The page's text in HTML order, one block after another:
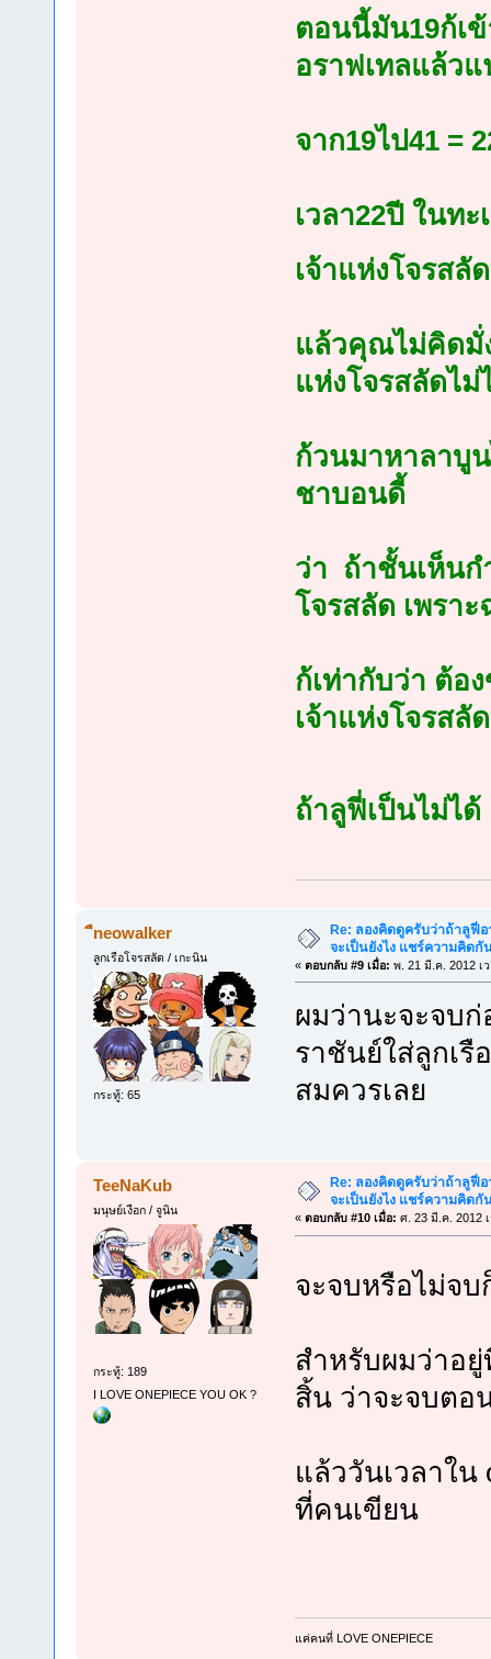
ตอนนี้มัน19ก้เ
อราฟเทลแล้ว
จาก19ไป41 =
เวลา22ปี ในท
เจ้าแห่งโจรสลั
แล้วคุณไม่คิดมั่
แห่งโจรสลัดไม่
ก้วนมาหาลาบูน
ชาบอนดี้
ว่า ถ้าชั้นเห็นก
โจรสลัด เพรา
ก้เท่ากับว่า ต้อ
เจ้าแห่งโจรสลั
ถ้าลูฟี่เป็นไม่ได้
ืneowalker
ลูกเรือโจรสลัด / เกะนิน
กระทู้: 65
Re: ลองคิดดูครับว่าถ้าลูฟี่
จะเป็นยังไง แชร์ความคิดกั
« ตอบกลับ #9 เมื่อ: พ. 21 มี.ค. 2012 เ
ผมว่านะจะจบ
ราชันย์ใส่ลูกเ
สมควรเลย
TeeNaKub
มนุษย์เงือก / จูนิน
กระทู้: 189
I LOVE ONEPIECE YOU OK ?
Re: ลองคิดดูครับว่าถ้าลูฟี่
จะเป็นยังไง แชร์ความคิดกั
« ตอบกลับ #10 เมื่อ: ศ. 23 มี.ค. 2012
จะจบหรือไม่จ
สำหรับผมว่าอ
สิ้น ว่าจะจบตอ
แล้ววันเวลาใน
ที่คนเขียน
แค่คนที่ LOVE ONEPIECE